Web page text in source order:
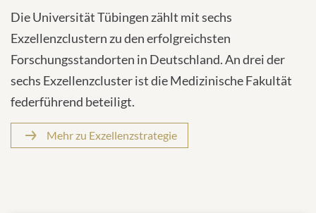
Die Universität Tübingen zählt mit sechs
Exzellenzclustern zu den erfolgreichsten
Forschungsstandorten in Deutschland. An drei der
sechs Exzellenzcluster ist die Medizinische Fakultät
federführend beteiligt.
Mehr zu Exzellenzstrategie